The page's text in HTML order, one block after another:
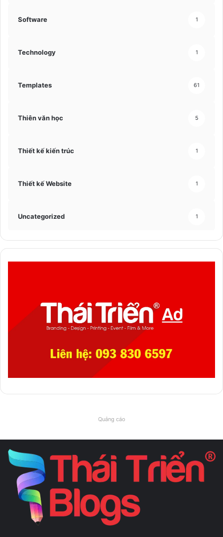
Software 1
Technology 1
Templates 61
Thiên văn học 5
Thiết kế kiến trúc 1
Thiết kế Website 1
Uncategorized 1
Quảng cáo